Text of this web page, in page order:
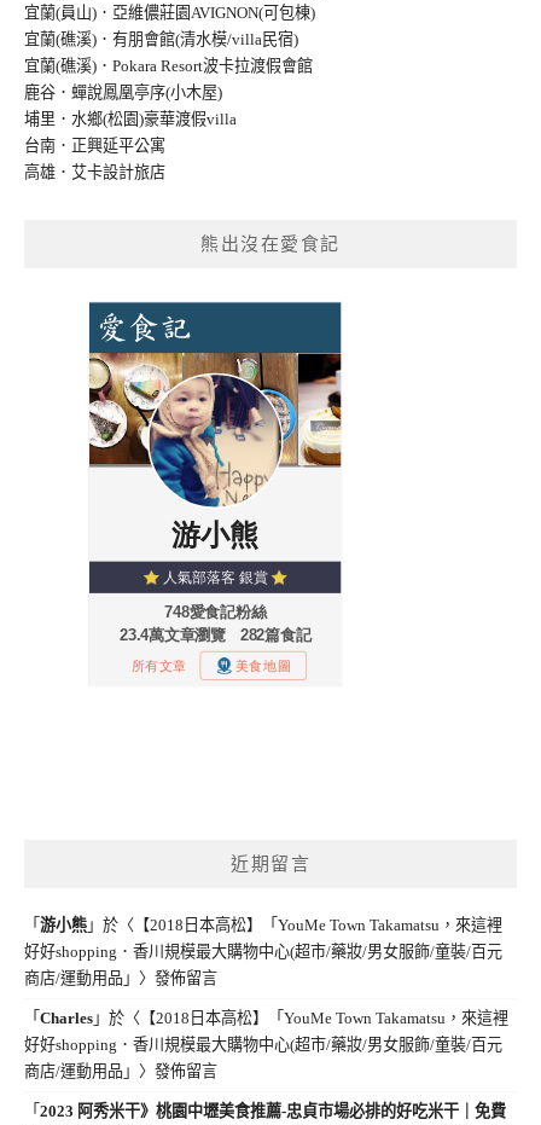
宜蘭(員山)．亞維儂莊園AVIGNON(可包棟)
宜蘭(礁溪)．有朋會館(清水模/villa民宿)
宜蘭(礁溪)．Pokara Resort波卡拉渡假會館
鹿谷．蟬說鳳凰亭序(小木屋)
埔里．水鄉(松園)豪華渡假villa
台南．正興延平公寓
高雄．艾卡設計旅店
熊出沒在愛食記
近期留言
「 游小熊 」於〈 【2018日本高松】「YouMe Town Takamatsu，來這裡
好好shopping．香川規模最大購物中心(超市/藥妝/男女服飾/童裝/百元
商店/運動用品」 〉發佈留言
「 Charles 」於〈 【2018日本高松】「YouMe Town Takamatsu，來這裡
好好shopping．香川規模最大購物中心(超市/藥妝/男女服飾/童裝/百元
商店/運動用品」 〉發佈留言
「 2023 阿秀米干》桃園中壢美食推薦-忠貞市場必排的好吃米干｜免費